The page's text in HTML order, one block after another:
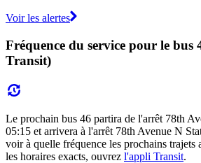
Voir les alertes
Fréquence du service pour le bus
Transit)
Le prochain bus 46 partira de l'arrêt 78th
05:15 et arrivera à l'arrêt 78th Avenue N
voir à quelle fréquence les prochains trajets
les horaires exacts, ouvrez l'appli Transit.